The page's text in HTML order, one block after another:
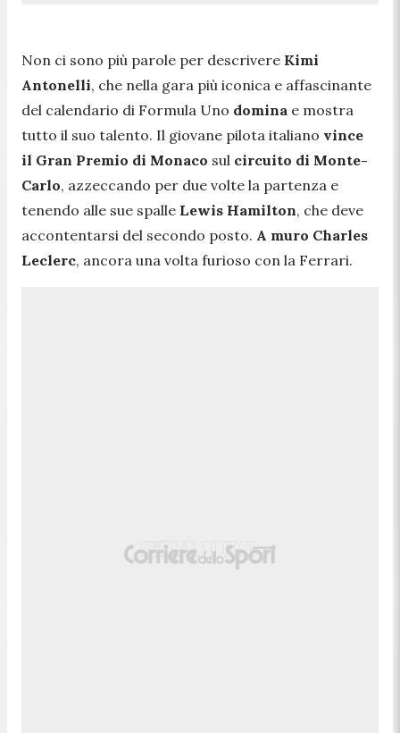
Non ci sono più parole per descrivere Kimi
Antonelli, che nella gara più iconica e affascinante
del calendario di Formula Uno domina e mostra
tutto il suo talento. Il giovane pilota italiano vince
il Gran Premio di Monaco sul circuito di Monte-
Carlo, azzeccando per due volte la partenza e
tenendo alle sue spalle Lewis Hamilton, che deve
accontentarsi del secondo posto. A muro Charles
Leclerc, ancora una volta furioso con la Ferrari.